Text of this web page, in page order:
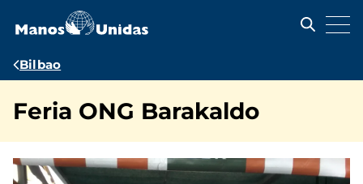
contenido
Ruta
navegación
Bilbao
Feria ONG Barakaldo